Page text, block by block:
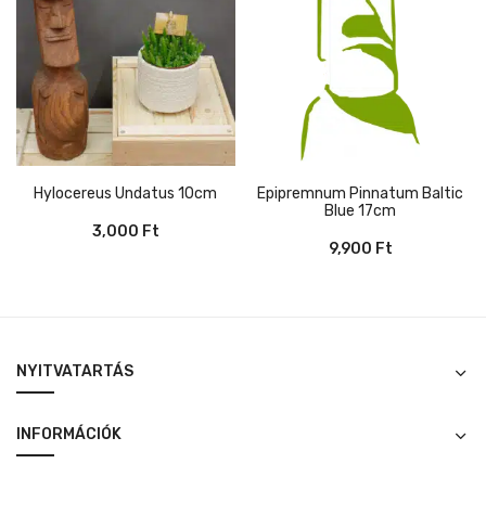
Hylocereus Undatus 10cm
3,000 Ft
Epipremnum Pinnatum Baltic
Blue 17cm
9,900 Ft
NYITVATARTÁS
INFORMÁCIÓK